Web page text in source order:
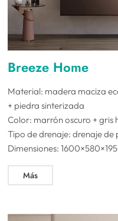
Breeze Home
Material: madera maciza
+ piedra sinterizada
Color: marrón oscuro + gris
Tipo de drenaje: drenaje de
Dimensiones:
Más